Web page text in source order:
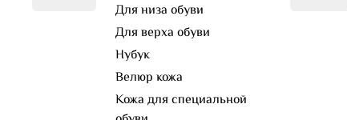
Для низа обуви
Для верха обуви
Нубук
Велюр кожа
Кожа для специальной